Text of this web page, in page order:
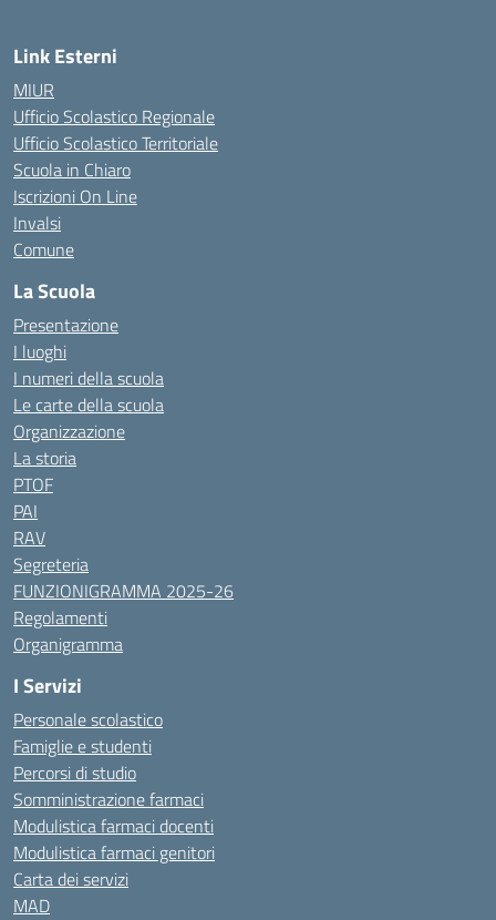
Link Esterni
MIUR
Ufficio Scolastico Regionale
Ufficio Scolastico Territoriale
Scuola in Chiaro
Iscrizioni On Line
Invalsi
Comune
La Scuola
Presentazione
I luoghi
I numeri della scuola
Le carte della scuola
Organizzazione
La storia
PTOF
PAI
RAV
Segreteria
FUNZIONIGRAMMA 2025-26
Regolamenti
Organigramma
I Servizi
Personale scolastico
Famiglie e studenti
Percorsi di studio
Somministrazione farmaci
Modulistica farmaci docenti
Modulistica farmaci genitori
Carta dei servizi
MAD